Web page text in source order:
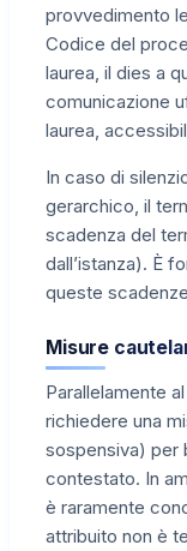
provvedimento
Codice del
laurea, il dies a
comunicazione
laurea,
In caso di
gerarchico, il
scadenza del
dall’istanza). È
queste
Misure
Parallelamente
richiedere una
sospensiva) per
contestato. In
è raramente
attribuito non è